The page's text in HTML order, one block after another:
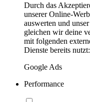
Durch das
unserer Online-
auswerten und
gleichen wir deine
mit folgenden
Dienste bereits nutzt:
Google Ads
Performance